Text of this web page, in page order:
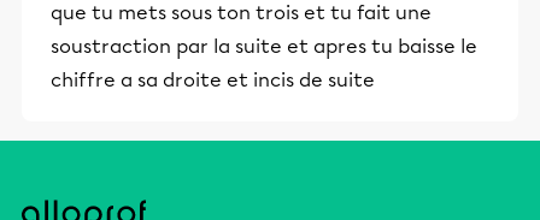
que tu mets sous ton trois et tu fait une
soustraction par la suite et apres tu baisse le
chiffre a sa droite et incis de suite